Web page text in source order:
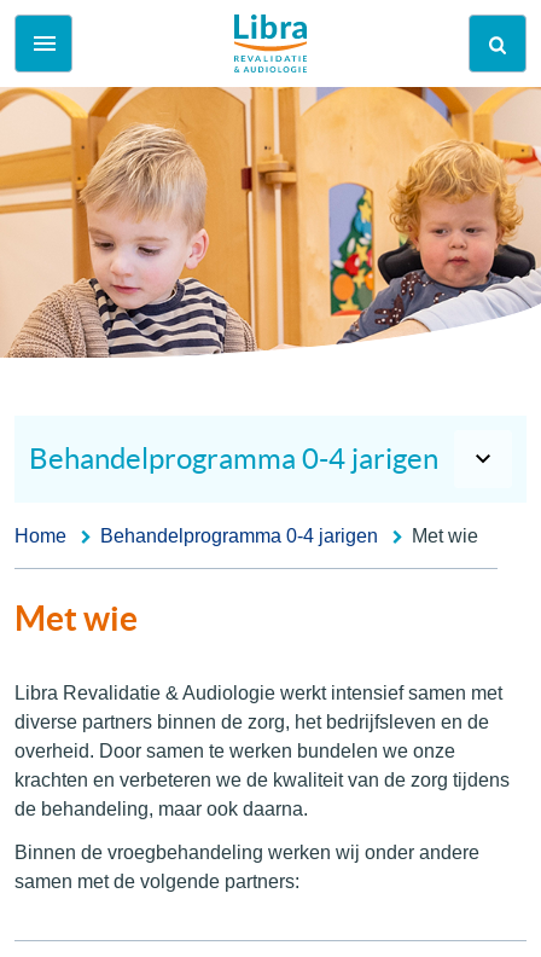
Behandelprogramma 0-4 jarigen
Home Behandelprogramma 0-4 jarigen Met wie
Met wie
Libra Revalidatie & Audiologie werkt intensief samen met
diverse partners binnen de zorg, het bedrijfsleven en de
overheid. Door samen te werken bundelen we onze
krachten en verbeteren we de kwaliteit van de zorg tijdens
de behandeling, maar ook daarna.
Binnen de vroegbehandeling werken wij onder andere
samen met de volgende partners: